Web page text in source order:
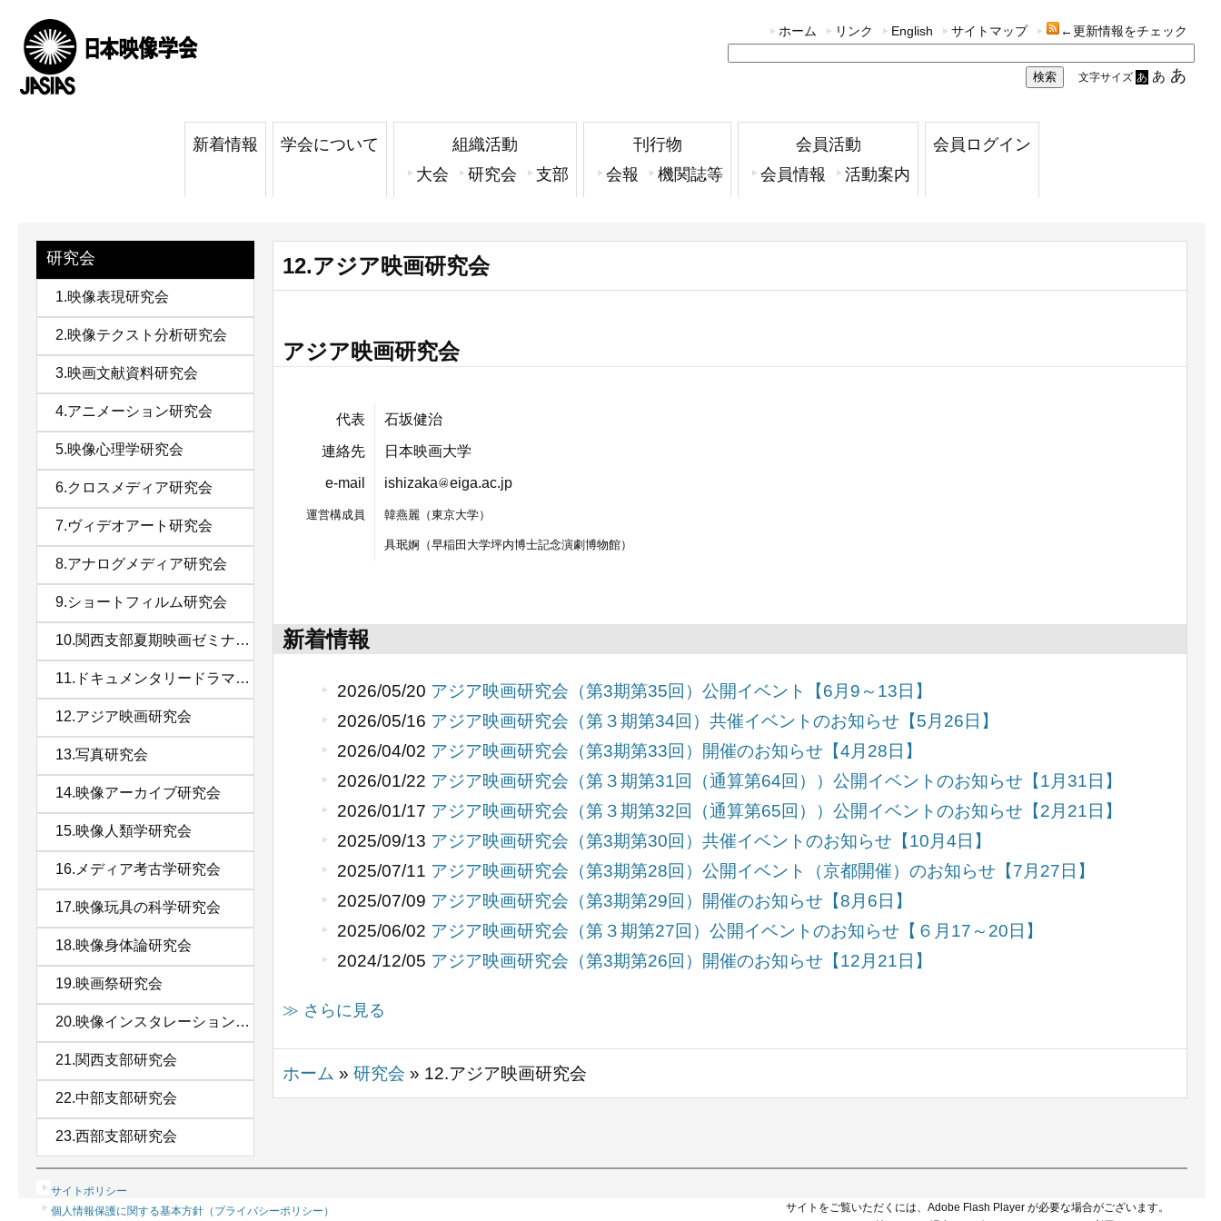
ホーム リンク English サイトマップ ←更新情報をチェック
文字サイズ あ あ あ
新着情報 学会について
組織活動
大会
研究会 支部
刊行物
会報
機関誌等
会員活動
会員情報
活動案内
会員ログイン
研究会
1.映像表現研究会
2.映像テクスト分析研究会
3.映画文献資料研究会
4.アニメーション研究会
5.映像心理学研究会
6.クロスメディア研究会
7.ヴィデオアート研究会
8.アナログメディア研究会
9.ショートフィルム研究会
10.関西支部夏期映画ゼミナール
11.ドキュメンタリードラマ研究会
12.アジア映画研究会
13.写真研究会
14.映像アーカイブ研究会
15.映像人類学研究会
16.メディア考古学研究会
17.映像玩具の科学研究会
18.映像身体論研究会
19.映画祭研究会
20.映像インスタレーション研究会
21.関西支部研究会
22.中部支部研究会
23.西部支部研究会
12.アジア映画研究会
アジア映画研究会
代表 石坂健治
連絡先 日本映画大学
e-mail ishizaka eiga.ac.jp
運営構成員 韓燕麗（東京大学）
具珉婀（早稲田大学坪内博士記念演劇博物館）
新着情報
2026/05/20 アジア映画研究会（第3期第35回）公開イベント【6月9～13日】
2026/05/16 アジア映画研究会（第３期第34回）共催イベントのお知らせ【5月26日】
2026/04/02 アジア映画研究会（第3期第33回）開催のお知らせ【4月28日】
2026/01/22 アジア映画研究会（第３期第31回（通算第64回））公開イベントのお知らせ【1月31日】
2026/01/17 アジア映画研究会（第３期第32回（通算第65回））公開イベントのお知らせ【2月21日】
2025/09/13 アジア映画研究会（第3期第30回）共催イベントのお知らせ【10月4日】
2025/07/11 アジア映画研究会（第3期第28回）公開イベント（京都開催）のお知らせ【7月27日】
2025/07/09 アジア映画研究会（第3期第29回）開催のお知らせ【8月6日】
2025/06/02 アジア映画研究会（第３期第27回）公開イベントのお知らせ【６月17～20日】
2024/12/05 アジア映画研究会（第3期第26回）開催のお知らせ【12月21日】
≫ さらに見る
ホーム » 研究会 » 12.アジア映画研究会
サイトポリシー
個人情報保護に関する基本方針（プライバシーポリシー）
サイトをご覧いただくには、Adobe Flash Player が必要な場合がございます。